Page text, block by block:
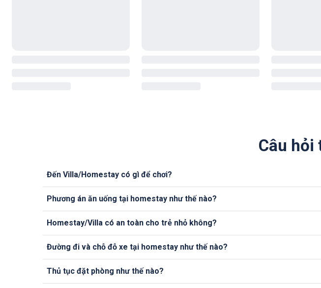
Câu hỏi
Đến Villa/Homestay có gì để chơi?
Phương án ăn uống tại homestay như thế nào?
Homestay/Villa có an toàn cho trẻ nhỏ không?
Đường đi và chỗ đỗ xe tại homestay như thế nào?
Thủ tục đặt phòng như thế nào?